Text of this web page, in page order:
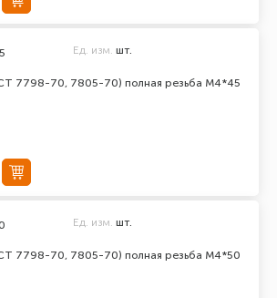
7798-70, 7805-70) полная резьба М4*45
Ед. изм. шт.
7798-70, 7805-70) полная резьба М4*50
Ед. изм. шт.